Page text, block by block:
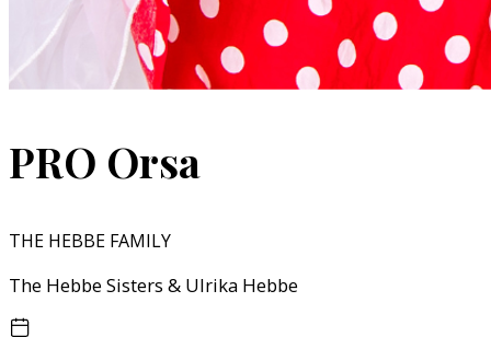
PRO Orsa
THE HEBBE FAMILY
The Hebbe Sisters & Ulrika Hebbe